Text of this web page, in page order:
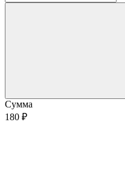
Сумма
180 ₽